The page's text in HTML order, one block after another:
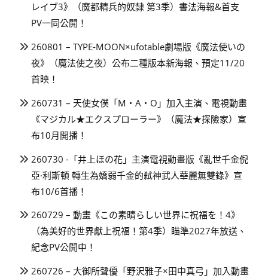
レイブ3》（魔都精兵的奴隸 第3季）書法海報&首支
PV一同公開！
260801 – TYPE-MOON×ufotable劇場版《魔法使いの
夜》（魔法使之夜）公布二種版本新海報、預定11/20
首映！
260731 – 天使女僕「M・A・O」加入主演、電視動畫
《マジカル★エクスプローラー》（魔法★探險家）宣
布10月開播！
260730 -「井上ほの花」主演電視動畫版《亂世千金倪
亞·利斯頓 轉生為嬌弱千金的弒神武人華麗無雙錄》宣
布10/6首播！
260729 – 動畫《この素晴らしい世界に祝福を！4》
（為美好的世界獻上祝福！第4季）瞄準2027年放送、
紀念PV公開中！
260726 – 大御所聲優「野沢雅子×田中真弓」加入動畫